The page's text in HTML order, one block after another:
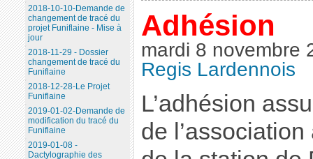
Adhésion
mardi 8 novembre
Regis Lardennois
L’adhésion
de
2018-10-10-Demande de
changement de tracé du
projet Funiflaine - Mise à
jour
2018-11-29 - Dossier
changement de tracé du
Funiflaine
2018-12-28-Le Projet
Funiflaine
2019-01-02-Demande de
modification du tracé du
Funiflaine
2019-01-08 -
Dactylographie des